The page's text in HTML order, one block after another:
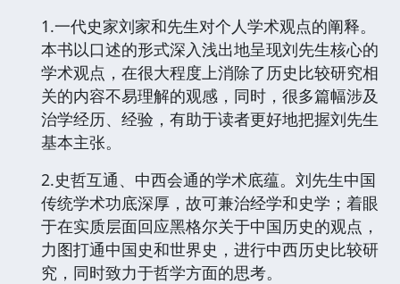
1.一代史家刘家和先生对个人学术观点的阐释。
本书以口述的形式深入浅出地呈现刘先生核心的
学术观点，在很大程度上消除了历史比较研究相
关的内容不易理解的观感，同时，很多篇幅涉及
治学经历、经验，有助于读者更好地把握刘先生
基本主张。
2.史哲互通、中西会通的学术底蕴。刘先生中国
传统学术功底深厚，故可兼治经学和史学；着眼
于在实质层面回应黑格尔关于中国历史的观点，
力图打通中国史和世界史，进行中西历史比较研
究，同时致力于哲学方面的思考。